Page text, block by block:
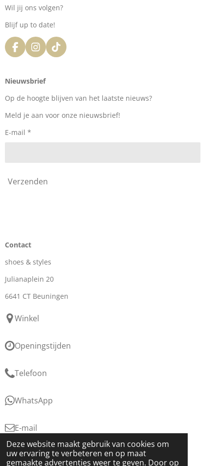
Deze website maakt gebruik van cookies om
uw ervaring te verbeteren en op maat
gemaakte advertenties weer te geven. Door op
Wil jij ons volgen?
Blijf up to date!
F
a
e
o
k
I
n
t
g
a
T
i
k
Nieuwsbrief
Op de hoogte blijven van het laatste nieuws?
Meld je aan voor onze nieuwsbrief!
E-mail *
Verzenden
Contact
shoes & styles
Julianaplein 20
6641 CT Beuningen
Winkel
Openingstijden
Telefoon
WhatsApp
E-mail
KvK: 76877566
BTW: NL860821730B01